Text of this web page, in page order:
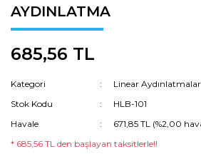
AYDINLATMA
685,56 TL
Kategori
Linear Aydınlatmalar
Stok Kodu
HLB-101
Havale
671,85 TL (%2,00
* 685,56 TL den başlayan taksitlerle!!